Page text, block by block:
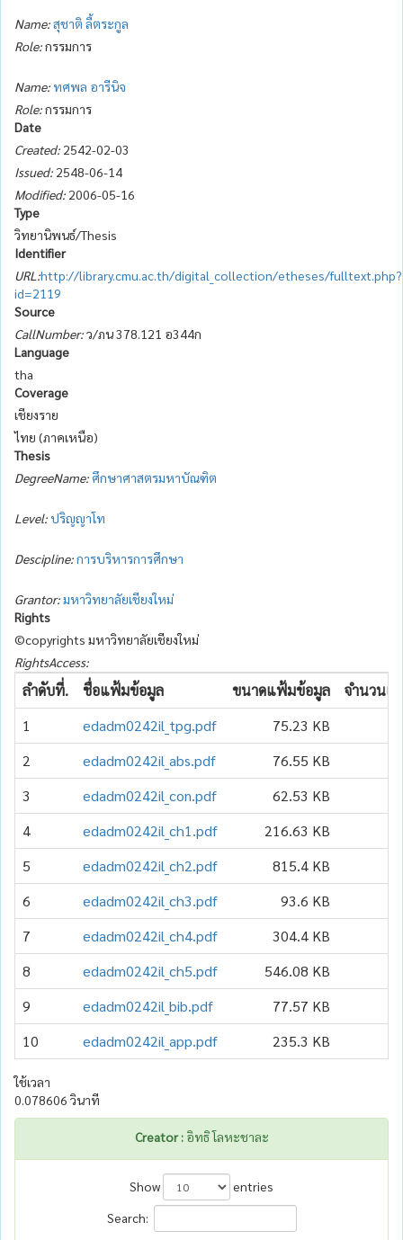
Name:สุชาติ ลี้ตระกูล
Role:กรรมการ
Name:ทศพล อารีนิจ
Role:กรรมการ
Date
Created: 2542-02-03
Issued: 2548-06-14
Modified: 2006-05-16
Type
วิทยานิพนธ์/Thesis
Identifier
URL:http://library.cmu.ac.th/digital_collection/etheses/fulltext.php?
id=2119
Source
CallNumber:ว/ภน 378.121 อ344ก
Language
tha
Coverage
เชียงราย
ไทย (ภาคเหนือ)
Thesis
DegreeName: ศึกษาศาสตรมหาบัณฑิต
Level:ปริญญาโท
Descipline:การบริหารการศึกษา
Grantor:มหาวิทยาลัยเชียงใหม่
Rights
©copyrights มหาวิทยาลัยเชียงใหม่
RightsAccess:
ลำดับที่. ชื่อแฟ้มข้อมูล ขนาดแฟ้มข้อมูล
จำนวนเข้
1
edadm0242il_tpg.pdf
75.23 KB
2
edadm0242il_abs.pdf
76.55 KB
3
edadm0242il_con.pdf
62.53 KB
4
edadm0242il_ch1.pdf
216.63 KB
5
edadm0242il_ch2.pdf
815.4 KB
6
edadm0242il_ch3.pdf
93.6 KB
7
edadm0242il_ch4.pdf
304.4 KB
8
edadm0242il_ch5.pdf
546.08 KB
9
edadm0242il_bib.pdf
77.57 KB
10
edadm0242il_app.pdf 235.3 KB
ใช้เวลา
0.078606 วินาที
Creator :อิทธิ โลหะชาละ
Show
entries
Search: